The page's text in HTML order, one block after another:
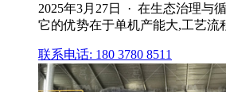
2025年3月27日 · 在生态治理与
它的优势在于单机产能大,工艺流
联系电话: 180 3780 8511